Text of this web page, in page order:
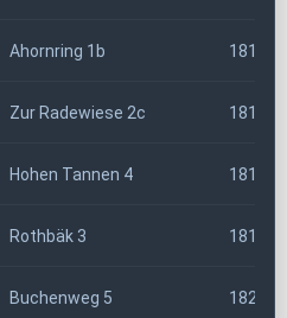
Ahornring 1b 18184
Zur Radewiese 2c 18196
Hohen Tannen 4 18196
Rothbäk 3 18198
Buchenweg 5 18209